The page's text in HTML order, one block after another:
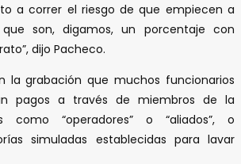
a correr el riesgo de que empiecen a
son, digamos, un porcentaje con
dijo Pacheco.
la grabación que muchos funcionarios
pagos a través de miembros de la
como “operadores” o “aliados”, o
simuladas establecidas para lavar